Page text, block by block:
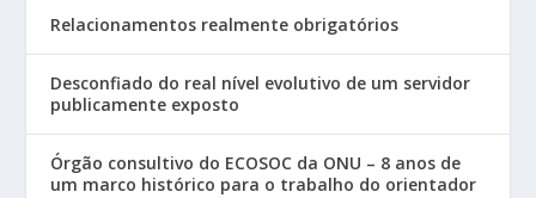
Relacionamentos realmente obrigatórios
Desconfiado do real nível evolutivo de um servidor
publicamente exposto
Órgão consultivo do ECOSOC da ONU – 8 anos de
um marco histórico para o trabalho do orientador